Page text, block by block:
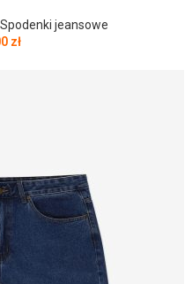
Spodenki jeansowe
zł